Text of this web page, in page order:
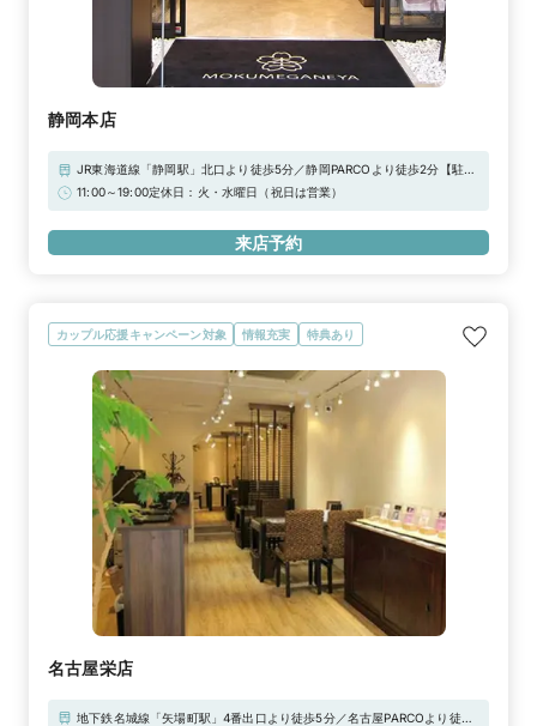
静岡本店
JR東海道線「静岡駅」北口より徒歩5分／静岡PARCOより徒歩2分【駐車
場】・名店街提携駐車場※上記「無料提携駐車場」をご利用下さいませ。
11:00～19:00定休日：火・水曜日（祝日は営業）
来店予約
カップル応援キャンペーン対象 情報充実 特典あり
名古屋栄店
地下鉄名城線「矢場町駅」4番出口より徒歩5分／名古屋PARCOより徒歩1